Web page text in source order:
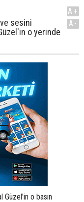
sesini
o yerinde
A+
A-
Güzel'in o basın